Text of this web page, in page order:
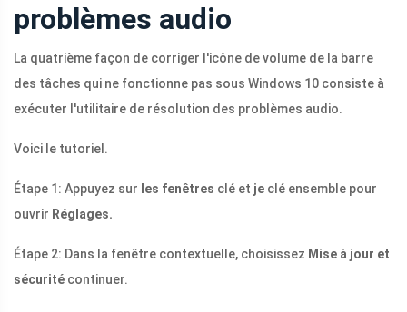
problèmes audio
La quatrième façon de corriger l'icône de volume de la barre
des tâches qui ne fonctionne pas sous Windows 10 consiste à
exécuter l'utilitaire de résolution des problèmes audio.
Voici le tutoriel.
Étape 1: Appuyez sur les fenêtres clé et je clé ensemble pour
ouvrir Réglages.
Étape 2: Dans la fenêtre contextuelle, choisissez Mise à jour et
sécurité continuer.